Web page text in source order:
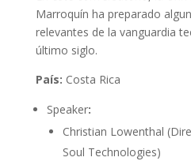
Marroquín ha preparado
relevantes de la vanguardia
último siglo.
País: Costa Rica
Speaker:
Christian Lowenthal
Soul Technologies)